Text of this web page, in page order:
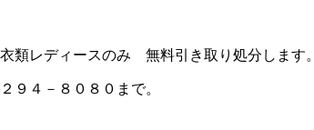
類レディースのみ 無料引き取り処分します。
９４－８０８０まで。